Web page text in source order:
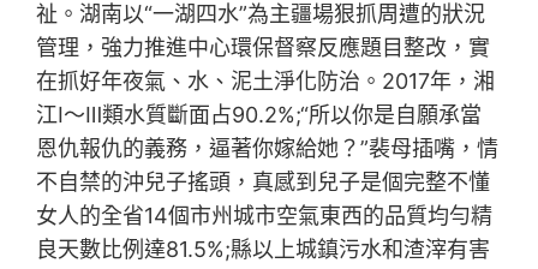
祉。湖南以“一湖四水”為主疆場狠抓周遭的狀況
管理，強力推進中心環保督察反應題目整改，實
在抓好年夜氣、水、泥土淨化防治。2017年，湘
江Ⅰ～Ⅲ類水質斷面占90.2%;“所以你是自願承當
恩仇報仇的義務，逼著你嫁給她？”裴母插嘴，情
不自禁的沖兒子搖頭，真感到兒子是個完整不懂
女人的全省14個市州城市空氣東西的品質均勻精
良天數比例達81.5%;縣以上城鎮污水和渣滓有害